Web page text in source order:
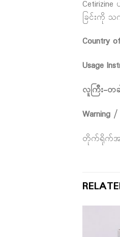
Cetirizine
ခြင်းကို
Country
Usage
လူကြီး-တ
Warning
တိုက်ရိုက်အလ